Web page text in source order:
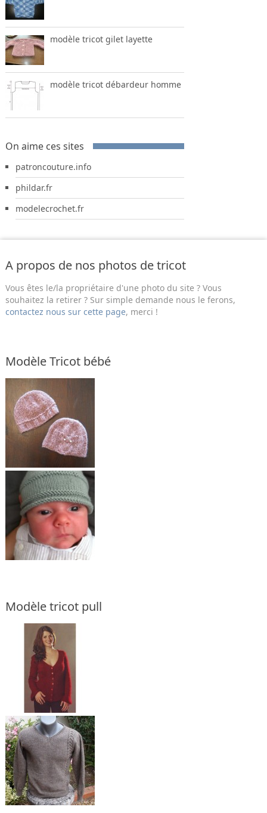
modèle tricot gilet layette
modèle tricot débardeur homme
On aime ces sites
patroncouture.info
phildar.fr
modelecrochet.fr
A propos de nos photos de tricot
Vous êtes le/la propriétaire d'une photo du site ? Vous
souhaitez la retirer ? Sur simple demande nous le ferons,
contactez nous sur cette page, merci !
Modèle Tricot bébé
Modèle tricot pull